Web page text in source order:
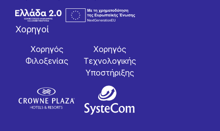
Χορηγοί
Χορηγός
Φιλοξενίας
Χορηγός
Tεχνολογικής
Yποστήριξης